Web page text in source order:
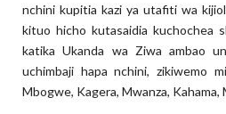
nchini kupitia kazi ya utafiti wa
kituo hicho kutasaidia kuchochea
katika Ukanda wa Ziwa ambao
uchimbaji hapa nchini, zikiwemo
Mbogwe, Kagera, Mwanza, Kahama,